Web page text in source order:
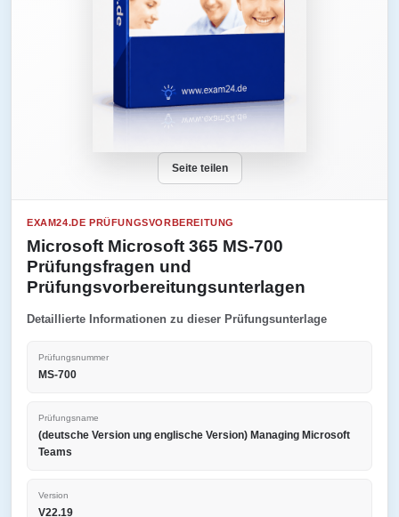
Seite teilen
EXAM24.DE PRÜFUNGSVORBEREITUNG
Microsoft Microsoft 365 MS-700
Prüfungsfragen und
Prüfungsvorbereitungsunterlagen
Detaillierte Informationen zu dieser Prüfungsunterlage
Prüfungsnummer
MS-700
Prüfungsname
(deutsche Version ung englische Version) Managing Microsoft
Teams
Version
V22.19